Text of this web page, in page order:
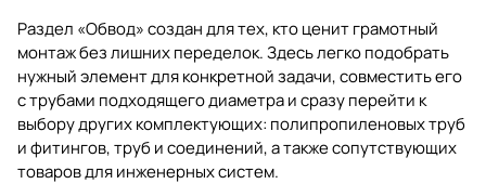
Раздел «Обвод» создан для тех, кто ценит грамотный
монтаж без лишних переделок. Здесь легко подобрать
нужный элемент для конкретной задачи, совместить его
с трубами подходящего диаметра и сразу перейти к
выбору других комплектующих: полипропиленовых труб
и фитингов,труб и соединений, а также сопутствующих
товаров для инженерных систем.